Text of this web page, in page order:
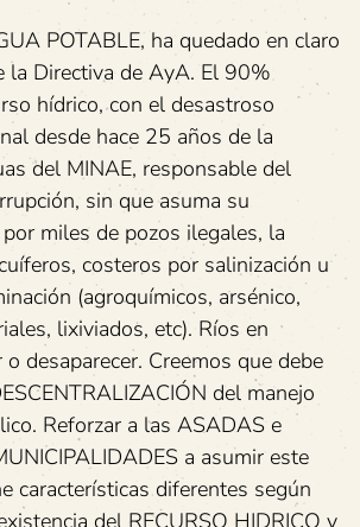
POTABLE, ha quedado en claro
la Directiva de AyA. El 90%
hídrico, con el desastroso
desde hace 25 años de la
del MINAE, responsable del
sin que asuma su
miles de pozos ilegales, la
costeros por salinización u
(agroquímicos, arsénico,
lixiviados, etc). Ríos en
desaparecer. Creemos que debe
del manejo
Reforzar a las ASADAS e
a asumir este
características diferentes según
del RECURSO HIDRICO y